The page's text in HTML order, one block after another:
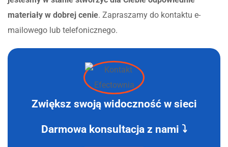
materiały w dobrej cenie. Zapraszamy do kontaktu e-
mailowego lub telefonicznego.
Zwiększ swoją widoczność w sieci
Darmowa konsultacja z nami ⤵